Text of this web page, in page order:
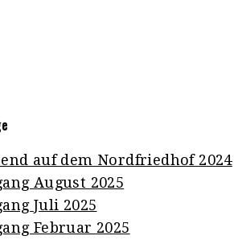
auf dem Nordfriedhof 2024
August 2025
Juli 2025
Februar 2025